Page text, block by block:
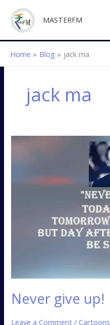
content
MASTERFM
Home Blog jack ma
jack ma
Never give up!
Leave a Comment /Cartoons
Never